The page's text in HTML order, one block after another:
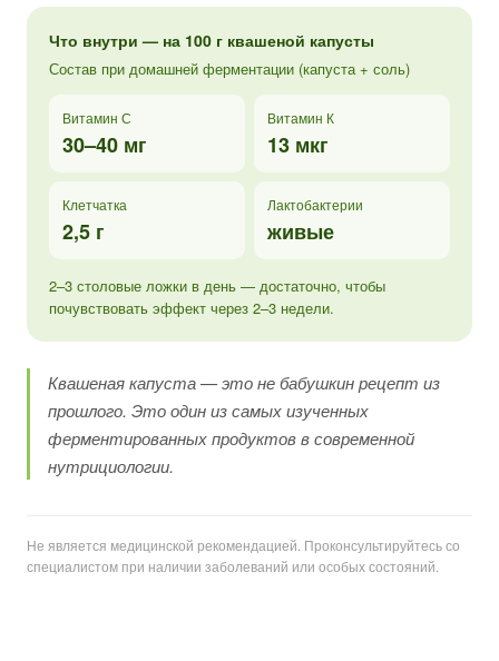
Что внутри — на 100 г квашеной капусты
Состав при домашней ферментации (капуста + соль)
Витамин С
30–40 мг
Витамин К
13 мкг
Клетчатка
2,5 г
Лактобактерии
живые
2–3 столовые ложки в день — достаточно, чтобы
почувствовать эффект через 2–3 недели.
Квашеная капуста — это не бабушкин рецепт из
прошлого. Это один из самых изученных
ферментированных продуктов в современной
нутрициологии.
Не является медицинской рекомендацией. Проконсультируйтесь со
специалистом при наличии заболеваний или особых состояний.